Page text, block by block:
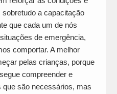
a capacitação
que cada um de nós
de emergência,
comportar. A melhor
pelas crianças, porque
compreender e
são necessários, mas